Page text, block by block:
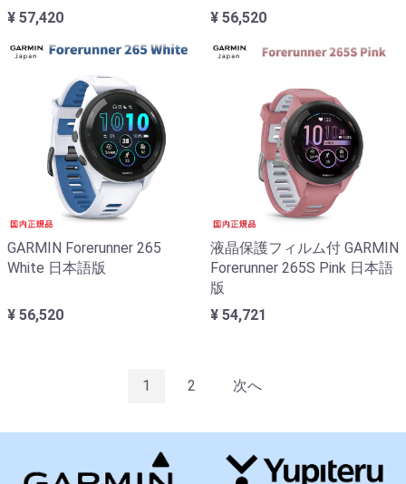
¥ 57,420
¥ 56,520
GARMIN Forerunner 265
White 日本語版
¥ 56,520
液晶保護フィルム付 GARMIN
Forerunner 265S Pink 日本語
版
¥ 54,721
1 2 次へ